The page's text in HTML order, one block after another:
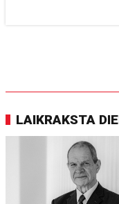
LAIKRAKSTA